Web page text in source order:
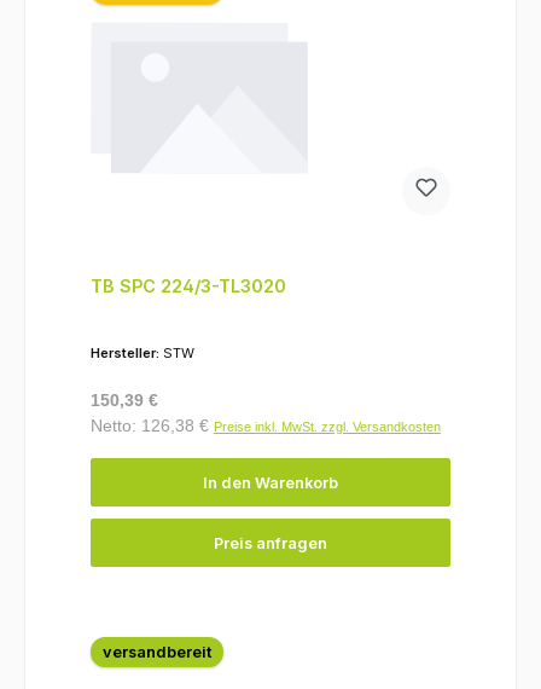
TB SPC 224/3-TL3020
Hersteller: STW
Regulärer Preis:
150,39 €
Netto: 126,38 € Preise inkl. MwSt. zzgl. Versandkosten
In den Warenkorb
Preis anfragen
versandbereit